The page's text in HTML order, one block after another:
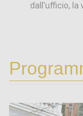
dall'ufficio, la